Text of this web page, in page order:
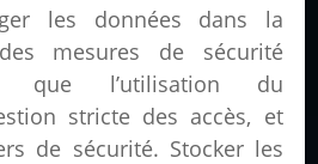
les données dans la
mesures de sécurité
que l’utilisation du
stricte des accès, et
de sécurité. Stocker les